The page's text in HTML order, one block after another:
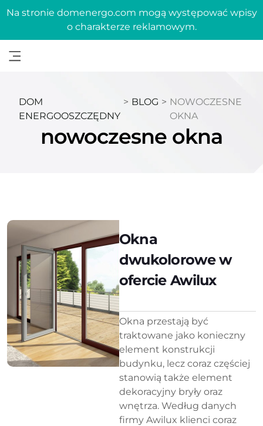
Na stronie domenergo.com mogą występować wpisy
o charakterze reklamowym.
DOM
ENERGOOSZCZĘDNY
> BLOG > NOWOCZESNE
OKNA
nowoczesne okna
Okna
dwukolorowe w
ofercie Awilux
Okna przestają być
traktowane jako konieczny
element konstrukcji
budynku, lecz coraz częściej
stanowią także element
dekoracyjny bryły oraz
wnętrza. Według danych
firmy Awilux klienci coraz